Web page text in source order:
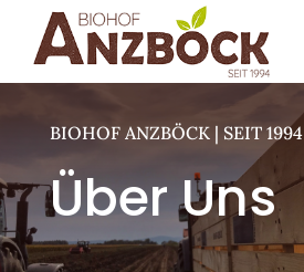
Inhalt
BIOHOF ANZBÖCK | SEIT 1994
Über Uns